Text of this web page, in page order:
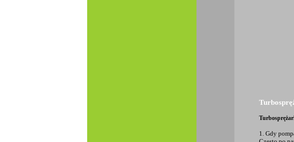
1. Gdy